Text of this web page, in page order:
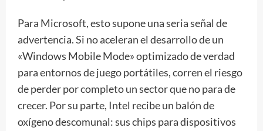
Para Microsoft, esto supone una seria señal de
advertencia. Si no aceleran el desarrollo de un
«Windows Mobile Mode» optimizado de verdad
para entornos de juego portátiles, corren el riesgo
de perder por completo un sector que no para de
crecer. Por su parte, Intel recibe un balón de
oxígeno descomunal: sus chips para dispositivos